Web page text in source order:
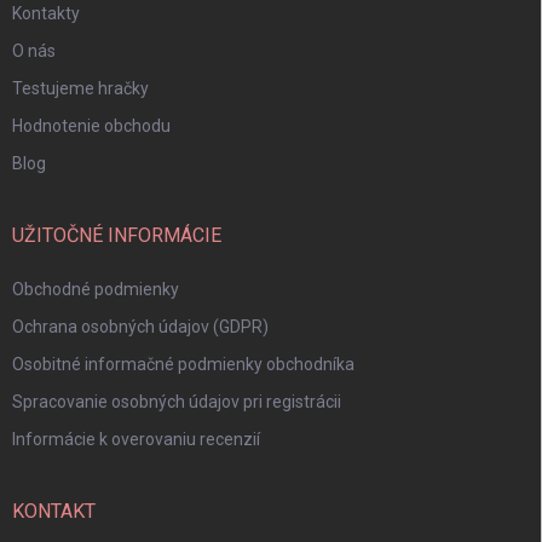
Kontakty
O nás
Testujeme hračky
Hodnotenie obchodu
Blog
UŽITOČNÉ INFORMÁCIE
Obchodné podmienky
Ochrana osobných údajov (GDPR)
Osobitné informačné podmienky obchodníka
Spracovanie osobných údajov pri registrácii
Informácie k overovaniu recenzií
KONTAKT